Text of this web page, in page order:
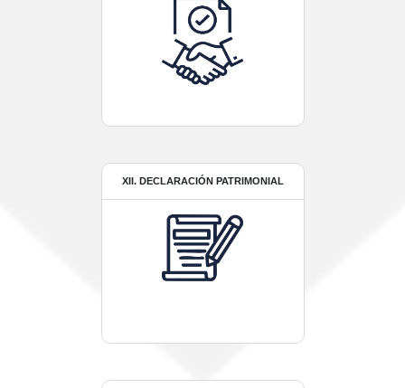
XII. DECLARACIÓN PATRIMONIAL